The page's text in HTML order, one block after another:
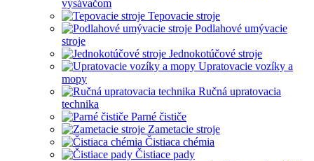
vysávačom
Tepovacie stroje
Podlahové umývacie
stroje
Jednokotúčové stroje
Upratovacie vozíky a
mopy
Ručná upratovacia
technika
Parné čističe
Zametacie stroje
Čistiaca chémia
Čistiace pady